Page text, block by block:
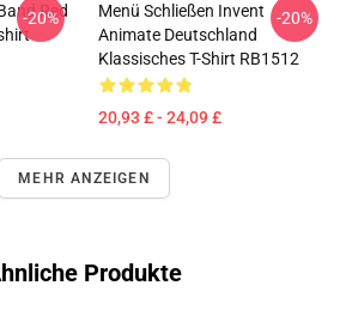
Red
-20%
Menü Schließen Invent
Animate Deutschland
Klassisches T-Shirt RB1512
20,93 £ - 24,09 £
-20%
MEHR ANZEIGEN
Produkte